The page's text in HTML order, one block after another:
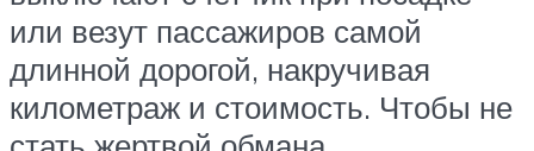
или везут пассажиров самой
длинной дорогой, накручивая
километраж и стоимость. Чтобы не